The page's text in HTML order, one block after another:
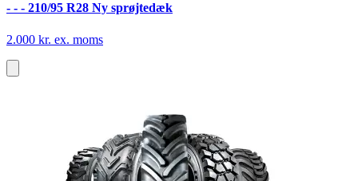
- - - 210/95 R28 Ny sprøjtedæk
2.000 kr. ex. moms